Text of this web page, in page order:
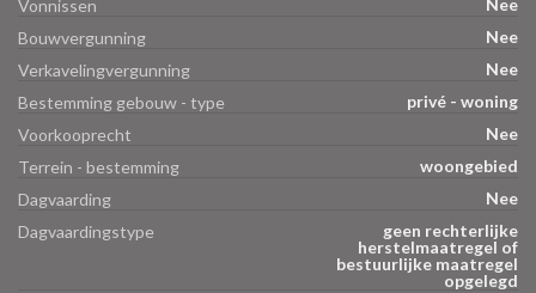
Vonnissen
Nee
Bouwvergunning
Nee
Verkavelingvergunning
Nee
Bestemming gebouw - type
privé - woning
Voorkooprecht
Nee
Terrein - bestemming
woongebied
Dagvaarding
Nee
Dagvaardingstype
geen rechterlijke
herstelmaatregel of
bestuurlijke maatregel
opgelegd